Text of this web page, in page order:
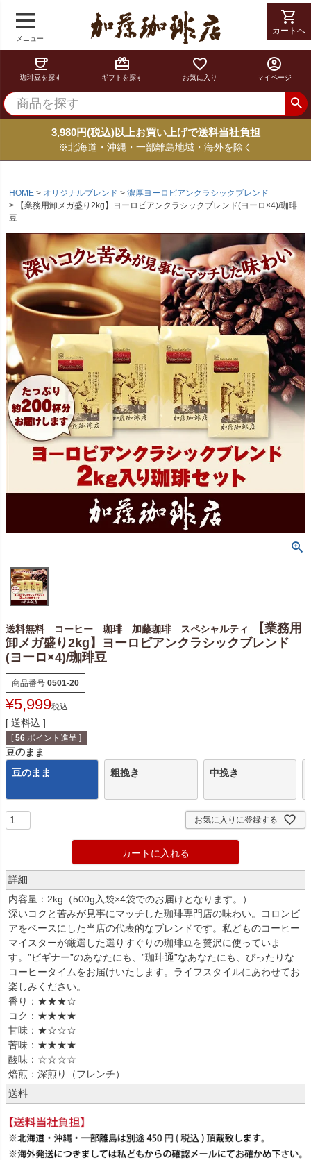
メニュー
shopping_cart
カートへ
coffee
珈琲豆を探す
card_giftcard
ギフトを探す
favorite_border
お気に入り
account_circle
マイページ
3,980円(税込)以上お買い上げで送料当社負担
※北海道・沖縄・一部離島地域・海外を除く
HOME オリジナルブレンド
濃厚ヨーロピアンクラシックブレンド
【業務用卸メガ盛り2kg】ヨーロピアンクラシックブレンド(ヨーロ×4)/珈琲
豆
送料無料 コーヒー 珈琲 加藤珈琲 スペシャルティ
【業務用
卸メガ盛り2kg】ヨーロピアンクラシックブレンド
(ヨーロ×4)/珈琲豆
商品番号 0501-20
¥5,999税込
送料込
[ 56 ポイント進呈 ]
豆のまま
豆のまま
粗挽き 中挽き
お気に入りに登録する
カートに入れる
詳細
内容量：2kg（500g入袋×4袋でのお届けとなります。）
深いコクと苦みが見事にマッチした珈琲専門店の味わい。コロンビ
アをベースにした当店の代表的なブレンドです。私どものコーヒー
マイスターが厳選した選りすぐりの珈琲豆を贅沢に使っていま
す。”ビギナー”のあなたにも、”珈琲通”なあなたにも、ぴったりな
コーヒータイムをお届けいたします。ライフスタイルにあわせてお
楽しみください。
香り：★★★☆
コク：★★★★
甘味：★☆☆☆
苦味：★★★★
酸味：☆☆☆☆
焙煎：深煎り（フレンチ）
送料